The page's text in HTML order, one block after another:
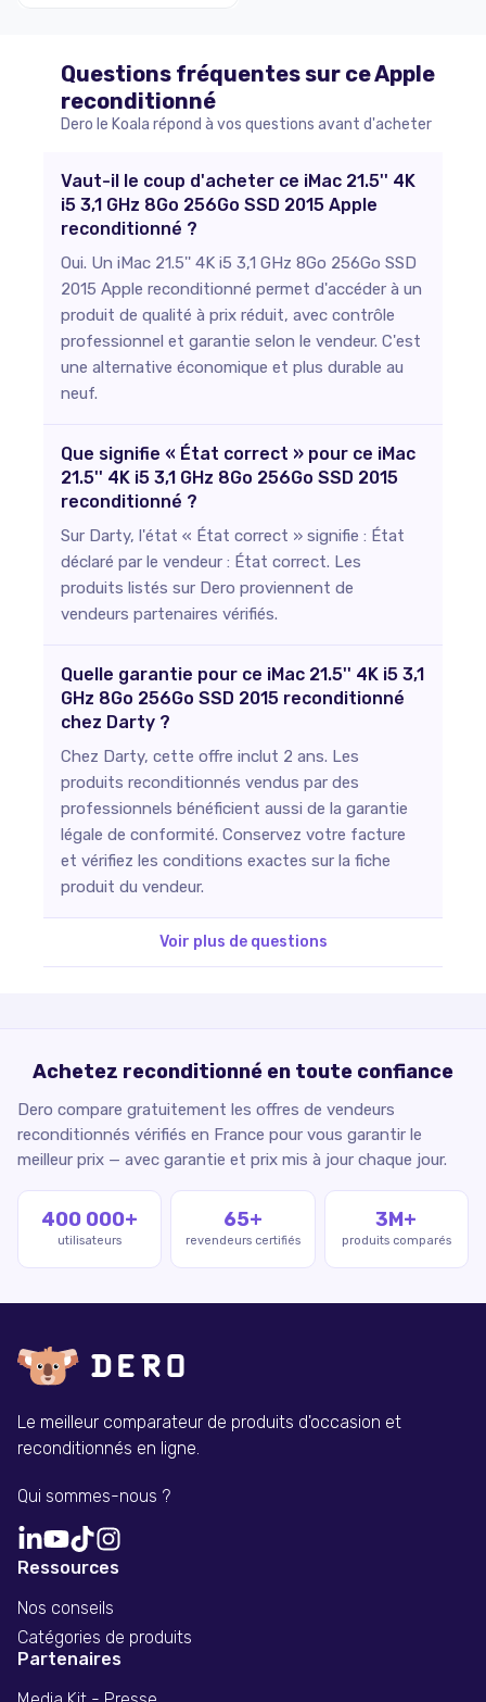
Questions fréquentes sur ceApple
reconditionné
Dero le Koala répond à vos questions avant d'acheter
Vaut-il le coup d'acheter ce iMac 21.5'' 4K
i5 3,1 GHz 8Go 256Go SSD 2015 Apple
reconditionné ?
Oui. Un iMac 21.5'' 4K i5 3,1 GHz 8Go 256Go SSD
2015 Apple reconditionné permet d'accéder à un
produit de qualité à prix réduit, avec contrôle
professionnel et garantie selon le vendeur. C'est
une alternative économique et plus durable au
neuf.
Que signifie « État correct » pour ce iMac
21.5'' 4K i5 3,1 GHz 8Go 256Go SSD 2015
reconditionné ?
Sur Darty, l'état « État correct » signifie : État
déclaré par le vendeur : État correct. Les
produits listés sur Dero proviennent de
vendeurs partenaires vérifiés.
Quelle garantie pour ce iMac 21.5'' 4K i5 3,1
GHz 8Go 256Go SSD 2015 reconditionné
chez Darty ?
Chez Darty, cette offre inclut 2 ans. Les
produits reconditionnés vendus par des
professionnels bénéficient aussi de la garantie
légale de conformité. Conservez votre facture
et vérifiez les conditions exactes sur la fiche
produit du vendeur.
Voir plus de questions
Achetez reconditionné en toute confiance
Dero compare gratuitement les offres de vendeurs
reconditionnés vérifiés en France pour vous garantir le
meilleur prix — avec garantie et prix mis à jour chaque jour.
400 000+
utilisateurs
65+
revendeurs certifiés
3M+
produits comparés
Le meilleur comparateur de produits d'occasion et
reconditionnés en ligne.
Qui sommes-nous ?
Ressources
Nos conseils
Catégories de produits
Partenaires